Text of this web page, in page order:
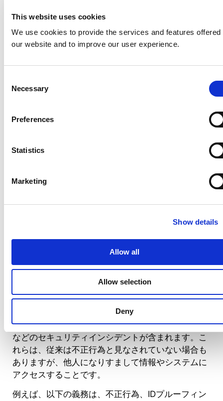
This website uses cookies
We use cookies to provide the services and features offered
our website and to improve our user experience.
Selection
Necessary
Preferences
Statistics
Marketing
Show details
Allow all
Allow selection
Deny
パスワードレスソリューション
リケーションに対して認証する際に、「本人が持っ
ているもの」と「本人であることの証拠」を組み合
ワンタイムパスワード（OTP）
規制、コンプライアンス、IDプルーフィング
Management（IAM）がますます重視されるように
は非技術的な義務の一部であるかどうかに関係な
く、IDプルーフィングは、個人を特定できる情報
イアンス上非常に重要です。
ID詐欺、サイバーセキュリティ、プライバシーが互
要です。セキュリティとプライバシーの両法律にお
いて、組織は機密データへの不正アクセスを防止す
るように求められています。不正アクセスには、ブ
ルートフォース攻撃や盗まれた認証情報による攻撃
などのセキュリティインシデントが含まれます。こ
れらは、従来は不正行為と見なされていない場合も
ありますが、他人になりすまして情報やシステムに
アクセスすることです。
例えば、以下の義務は、不正行為、IDプルーフィン